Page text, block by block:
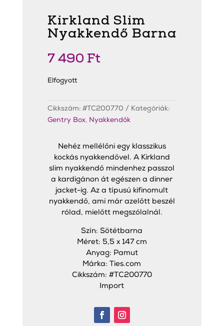
Kirkland Slim
Nyakkendő Barna
7 490 Ft
Elfogyott
Cikkszám: #TC200770
Kategóriák:
Gentry Box, Nyakkendők
Nehéz mellélőni egy klasszikus
kockás nyakkendővel. A Kirkland
slim nyakkendő mindenhez passzol
a kardigánon át egészen a dinner
jacket-ig. Az a típusú kifinomult
nyakkendő, ami már azelőtt beszél
rólad, mielőtt megszólalnál.
Szín: Sötétbarna
Méret: 5,5 x 147 cm
Anyag: Pamut
Márka: Ties.com
Cikkszám: #TC200770
Import